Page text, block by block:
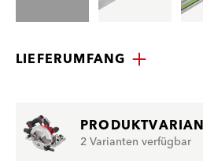
LIEFERUMFANG
2 Varianten verfügbar